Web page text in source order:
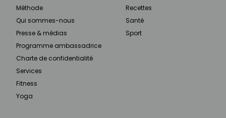
Méthode
Qui sommes-nous
Presse & médias
Programme ambassadrice
Charte de confidentialité
Services
Fitness
Yoga
Recettes
Santé
Sport